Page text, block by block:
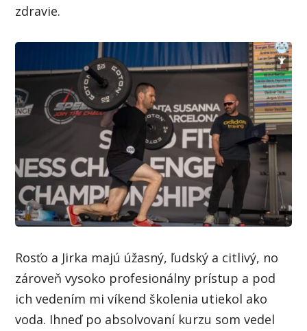
zdravie.
Rosťo a Jirka majú úžasný, ľudský a citlivý, no
zároveň vysoko profesionálny prístup a pod
ich vedením mi víkend školenia utiekol ako
voda. Ihneď po absolvovaní kurzu som vedel